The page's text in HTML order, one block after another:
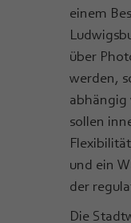
einem
über
werden,
sollen
und ein
der
Die